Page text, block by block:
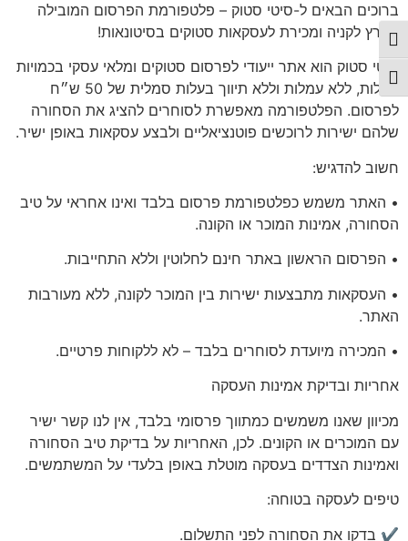
הפעל/כבה ניגודיות גבוהה
מתג גודל גופן
ברוכים הבאים ל-סיטי סטוק – פלטפורמת הפרסום המובילה
בארץ לקניה ומכירת לעסקאות סטוקים בסיטונאות!
סיטי סטוק הוא אתר ייעודי לפרסום סטוקים ומלאי עסקי בכמויות
גדולות, ללא עמלות וללא תיווך בעלות סמלית של 50 ש״ח
לפרסום. הפלטפורמה מאפשרת לסוחרים להציג את הסחורה
שלהם ישירות לרוכשים פוטנציאליים ולבצע עסקאות באופן ישיר.
חשוב להדגיש:
• האתר משמש כפלטפורמת פרסום בלבד ואינו אחראי על טיב
הסחורה, אמינות המוכר או הקונה.
• הפרסום הראשון באתר חינם לחלוטין וללא התחייבות.
• העסקאות מתבצעות ישירות בין המוכר לקונה, ללא מעורבות
האתר.
• המכירה מיועדת לסוחרים בלבד – לא ללקוחות פרטיים.
אחריות ובדיקת אמינות העסקה
מכיוון שאנו משמשים כמתווך פרסומי בלבד, אין לנו קשר ישיר
עם המוכרים או הקונים. לכן, האחריות על בדיקת טיב הסחורה
ואמינות הצדדים בעסקה מוטלת באופן בלעדי על המשתמשים.
טיפים לעסקה בטוחה:
✔️ בדקו את הסחורה לפני התשלום.